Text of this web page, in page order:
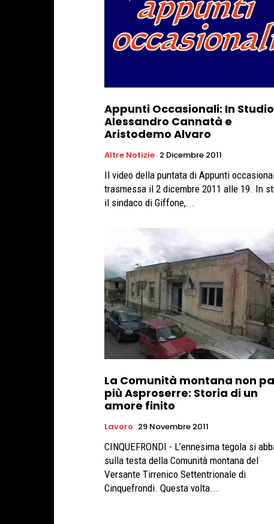
Appunti Occasionali: In Studio
Alessandro Cannatà e
Aristodemo Alvaro
Altre Notizie 2 Dicembre 2011
Il video della puntata di Appunti
trasmessa il 2 dicembre 2011 alle 19. In
il sindaco di Giffone,...
La Comunità montana non
più Asproserre: Storia di un
amore finito
Lavoro 29 Novembre 2011
CINQUEFRONDI - L’ennesima tegola si
sulla testa della Comunità montana del
Versante Tirrenico Settentrionale di
Cinquefrondi. Questa volta...